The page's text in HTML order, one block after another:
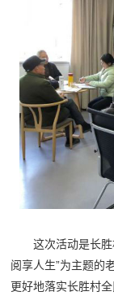
这次活动是长
阅享人生”为主题的
更好地落实长胜村